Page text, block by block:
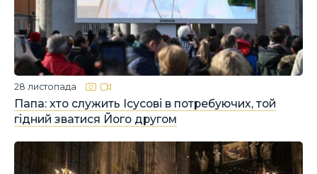
Папа: хто служить Ісусові в потребуючих, той
гідний зватися Його другом
28 листопада